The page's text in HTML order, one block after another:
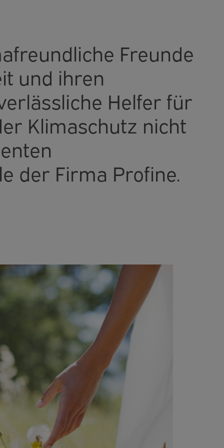
Freunde
und ihren
Helfer für
Klimaschutz nicht
der Firma Profine.